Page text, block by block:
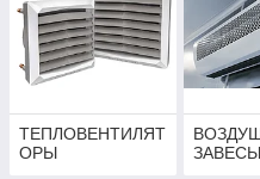
ТЕПЛОВЕНТИЛЯТ
ОРЫ
ЗАВЕСЫ